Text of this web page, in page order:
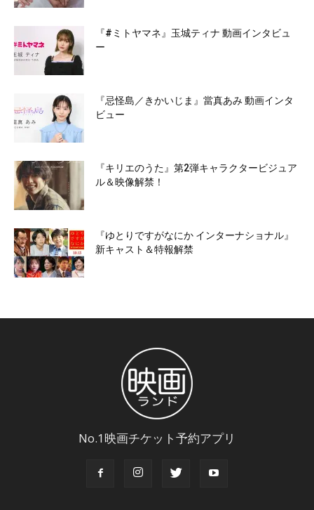
『#ミトヤマネ』玉城ティナ 動画インタビュ
ー
『忌怪島／きかいじま』當真あみ 動画インタ
ビュー
『キリエのうた』第2弾キャラクタービジュア
ル＆映像解禁！
『ゆとりですがなにか インターナショナル』
新キャスト＆特報解禁
No.1映画チケット予約アプリ